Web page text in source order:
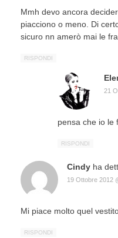
Mmh devo ancora
piacciono o meno. Di
sicuro nn amerò mai le
RISPONDI
21
pensa che io le
RISPONDI
Cindy ha
19 Ottobre 2012
Mi piace molto quel
RISPONDI